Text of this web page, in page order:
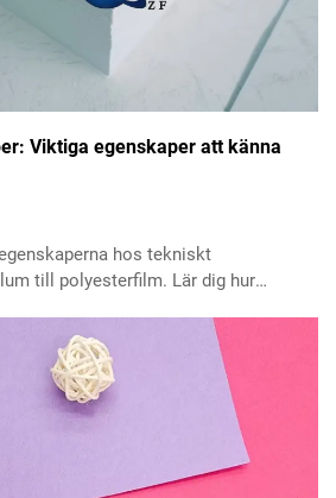
Viktiga egenskaper att känna
hos tekniskt
till polyesterfilm. Lär dig hur
ritningar. Få hela jämförelsen